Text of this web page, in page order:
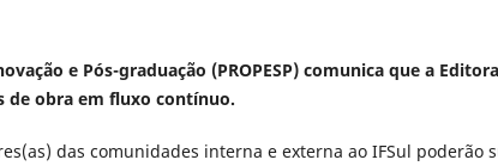
e Pós-graduação (PROPESP) comunica que a
de obra em fluxo contínuo.
das comunidades interna e externa ao IFSul poderão